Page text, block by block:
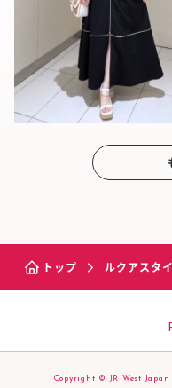
トップ ルクアスタ
Copyright © JR West